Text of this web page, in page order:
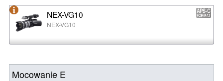
NEX-VG10
NEX-VG10
Mocowanie E